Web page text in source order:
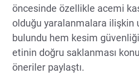
öncesinde özellikle acemi
olduğu yaralanmalara ilişkin
bulundu hem kesim
etinin doğru saklanması
öneriler paylaştı.